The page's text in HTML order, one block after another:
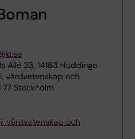
Allé 23, 14183 Huddinge
vårdvetenskap och
77 Stockholm
vårdvetenskap och